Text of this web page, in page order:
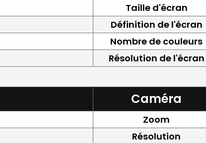
Taille d'écran
Définition de l'écran
Nombre de couleurs
Résolution de l'écran
Caméra
Zoom
Résolution